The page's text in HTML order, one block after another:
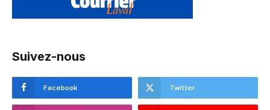
Suivez-nous
Facebook Twitter